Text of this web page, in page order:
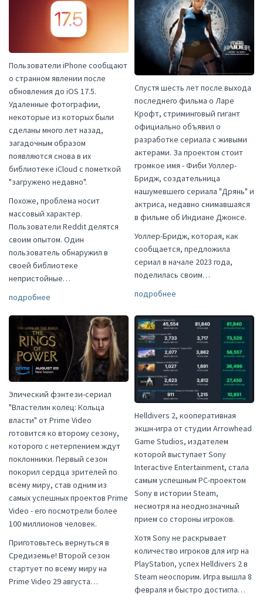
Пользователи iPhone сообщают
о странном явлении после
обновления до iOS 17.5.
Удаленные фотографии,
некоторые из которых были
сделаны много лет назад,
загадочным образом
появляются снова в их
библиотеке iCloud с пометкой
"загружено недавно".
Похоже, проблема носит
массовый характер.
Пользователи Reddit делятся
своим опытом. Один
пользователь обнаружил в
своей библиотеке
непристойные…
подробнее
Спустя шесть лет после выхода
последнего фильма о Ларе
Крофт, стриминговый гигант
официально объявил о
разработке сериала с живыми
актерами. За проектом стоит
громкое имя - Фиби Уоллер-
Бридж, создательница
нашумевшего сериала "Дрянь" и
актриса, недавно снимавшаяся
в фильме об Индиане Джонсе.
Уоллер-Бридж, которая, как
сообщается, предложила
сериал в начале 2023 года,
поделилась своим…
подробнее
Эпический фэнтези-сериал
"Властелин колец: Кольца
власти" от Prime Video
готовится ко второму сезону,
которого с нетерпением ждут
поклонники. Первый сезон
покорил сердца зрителей по
всему миру, став одним из
самых успешных проектов Prime
Video - его посмотрели более
100 миллионов человек.
Приготовьтесь вернуться в
Средиземье! Второй сезон
стартует по всему миру на
Prime Video 29 августа…
Helldivers 2, кооперативная
экшн-игра от студии Arrowhead
Game Studios, издателем
которой выступает Sony
Interactive Entertainment, стала
самым успешным PC-проектом
Sony в истории Steam,
несмотря на неоднозначный
прием со стороны игроков.
Хотя Sony не раскрывает
количество игроков для игр на
PlayStation, успех Helldivers 2 в
Steam неоспорим. Игра вышла 8
февраля и быстро достигла…